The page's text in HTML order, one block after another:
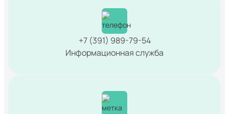
+7 (391) 989-79-54
Информационная служба